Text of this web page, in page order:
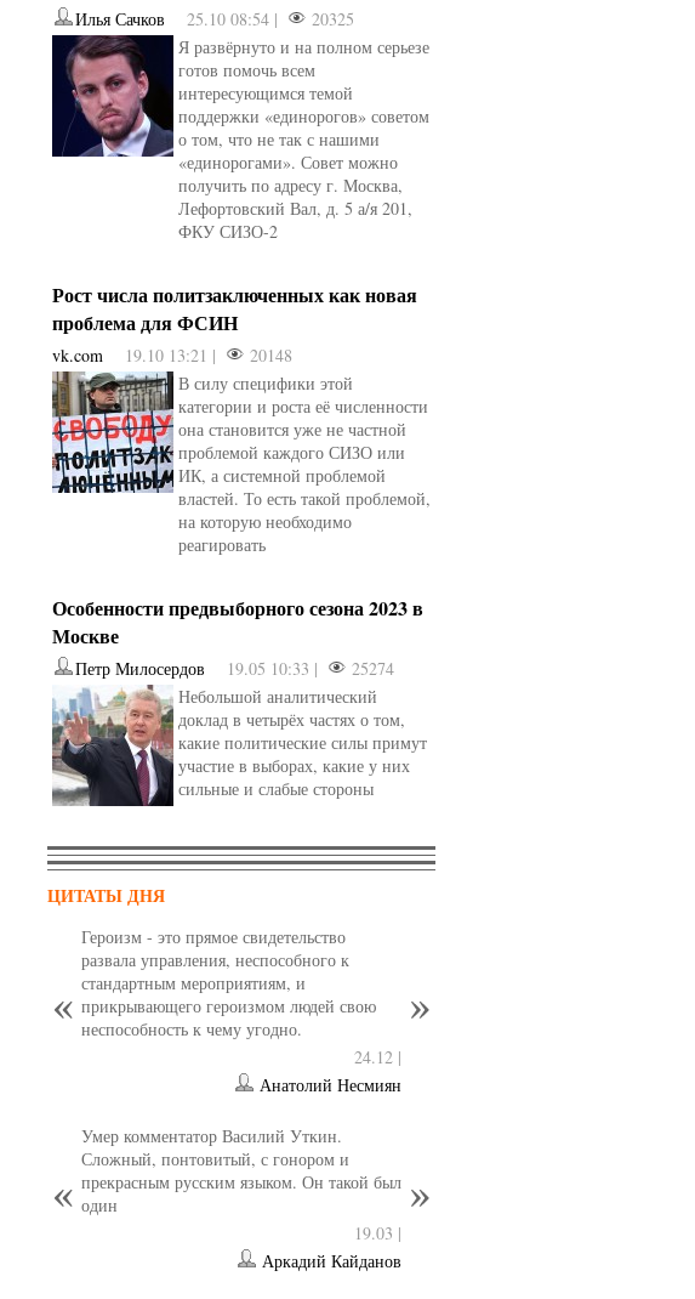
Илья Сачков 25.10 08:54 |
20325
Я развёрнуто и на полном серьезе
готов помочь всем
интересующимся темой
поддержки «единорогов» советом
о том, что не так с нашими
«единорогами». Совет можно
получить по адресу г. Москва,
Лефортовский Вал, д. 5 а/я 201,
ФКУ СИЗО-2
Рост числа политзаключенных как новая
проблема для ФСИН
vk.com 19.10 13:21 |
20148
В силу специфики этой
категории и роста её численности
она становится уже не частной
проблемой каждого СИЗО или
ИК, а системной проблемой
властей. То есть такой проблемой,
на которую необходимо
реагировать
Особенности предвыборного сезона 2023 в
Москве
Петр Милосердов 19.05 10:33 |
25274
Небольшой аналитический
доклад в четырёх частях о том,
какие политические силы примут
участие в выборах, какие у них
сильные и слабые стороны
ЦИТАТЫ ДНЯ
Героизм - это прямое свидетельство
развала управления, неспособного к
стандартным мероприятиям, и
прикрывающего героизмом людей свою
неспособность к чему угодно.
24.12 |
Анатолий Несмиян
Умер комментатор Василий Уткин.
Сложный, понтовитый, с гонором и
прекрасным русским языком. Он такой был
один
19.03 |
Аркадий Кайданов